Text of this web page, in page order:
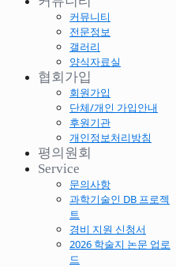
커뮤니티
전문정보
갤러리
양식자료실
협회가입
회원가입
단체/개인 가입안내
후원기관
개인정보처리방침
평의원회
Service
문의사항
과학기술인 DB 프로젝
트
경비 지원 신청서
2026 학술지 논문 업로
드